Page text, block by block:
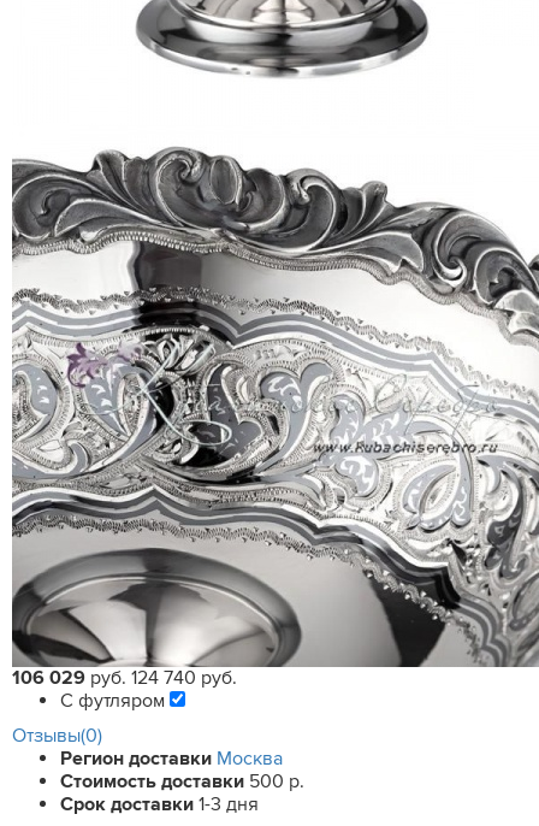
106 029 руб. 124 740 руб.
С футляром
Отзывы(0)
Регион доставки Москва
Стоимость доставки 500 р.
Срок доставки 1-3 дня